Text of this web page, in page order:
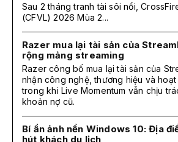
Sau 2 tháng tranh tài sôi nổi,
(CFVL) 2026 Mùa 2...
Razer mua lại tài sản của
rộng mảng streaming
Razer công bố mua lại tài sản của
nhận công nghệ, thương hiệu và hoạt
trong khi Live Momentum vẫn chịu
khoản nợ cũ.
Bí ẩn ảnh nền Windows 10: Địa
hút khách du lịch